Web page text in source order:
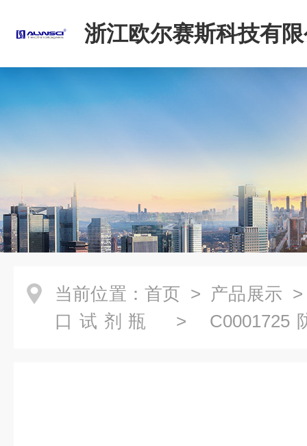
浙江欧尔赛斯科技有
当前位置： 首页 > 产品展示
口试剂瓶
> C0001725